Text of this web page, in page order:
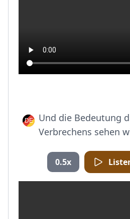
Und die Bedeutung
Verbrechens sehen
0.5x